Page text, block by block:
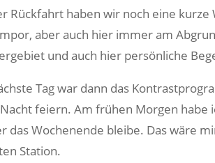
Rückfahrt haben wir noch eine
aber auch hier immer am
und auch hier persönliche
Tag war dann das
feiern. Am frühen Morgen habe
das Wochenende bleibe. Das wäre
Station.